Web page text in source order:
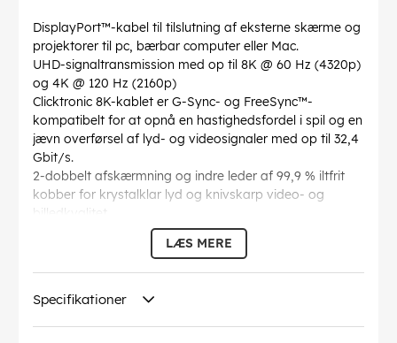
DisplayPort™-kabel til tilslutning af eksterne skærme og
projektorer til pc, bærbar computer eller Mac.
UHD-signaltransmission med op til 8K @ 60 Hz (4320p)
og 4K @ 120 Hz (2160p)
Clicktronic 8K-kablet er G-Sync- og FreeSync™-
kompatibelt for at opnå en hastighedsfordel i spil og en
jævn overførsel af lyd- og videosignaler med op til 32,4
Gbit/s.
2-dobbelt afskærmning og indre leder af 99,9 % iltfrit
kobber for krystalklar lyd og knivskarp video- og
billedkvalitet
Monitorkabel med en maksimal overførselshastighed
på op til 32,4 Gbit/s for en optimal
underholdningsoplevelse
transmissionsmodstand og jævn billedoverførsel uden
forsinkelser
LÆS MERE
Specifikationer